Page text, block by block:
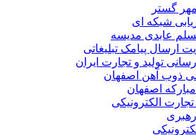
مهر گستر
شبکه ای
عابدی مدیسه
ارسال پیامک تبلیغاتی
تولید و تجارت ایران
ذوب آهن اصفهان
اصفهان
الکترونیکی